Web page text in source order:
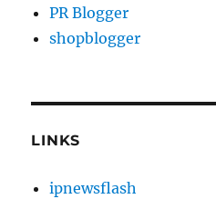
PR Blogger
shopblogger
LINKS
ipnewsflash